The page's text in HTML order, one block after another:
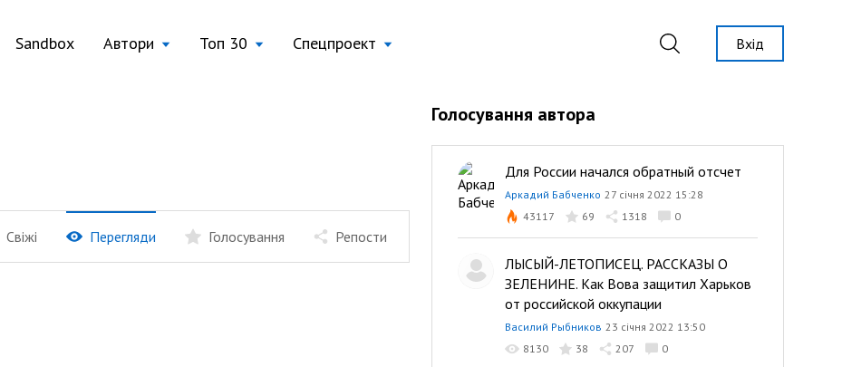
Sandbox Автори Топ 30 Спецпроект Вхід
Свіжі Перегляди Голосування Репости
Голосування автора
Для России начался обратный отсчет
Аркадий Бабченко 27 січня 2022 15:28
43117
69 1318 0
ЛЫСЫЙ-ЛЕТОПИСЕЦ. РАССКАЗЫ О
ЗЕЛЕНИНЕ. Как Вова защитил Харьков
от российской оккупации
Василий Рыбников 23 січня 2022 13:50
8130
38 207 0